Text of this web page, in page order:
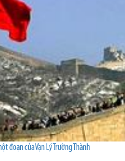
đoạn của Vạn Lý Trường Thành